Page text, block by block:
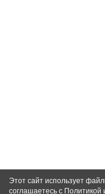
Этот сайт использует
соглашаетесь с Политикой